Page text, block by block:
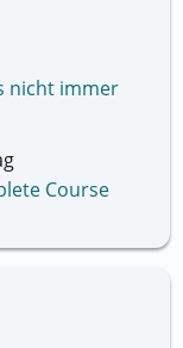
Course
nicht immer